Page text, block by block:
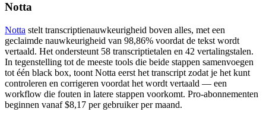
Notta
Notta stelt transcriptienauwkeurigheid boven alles, met een
geclaimde nauwkeurigheid van 98,86% voordat de tekst wordt
vertaald. Het ondersteunt 58 transcriptietalen en 42 vertalingstalen.
In tegenstelling tot de meeste tools die beide stappen samenvoegen
tot één black box, toont Notta eerst het transcript zodat je het kunt
controleren en corrigeren voordat het wordt vertaald — een
workflow die fouten in latere stappen voorkomt. Pro-abonnementen
beginnen vanaf $8,17 per gebruiker per maand.